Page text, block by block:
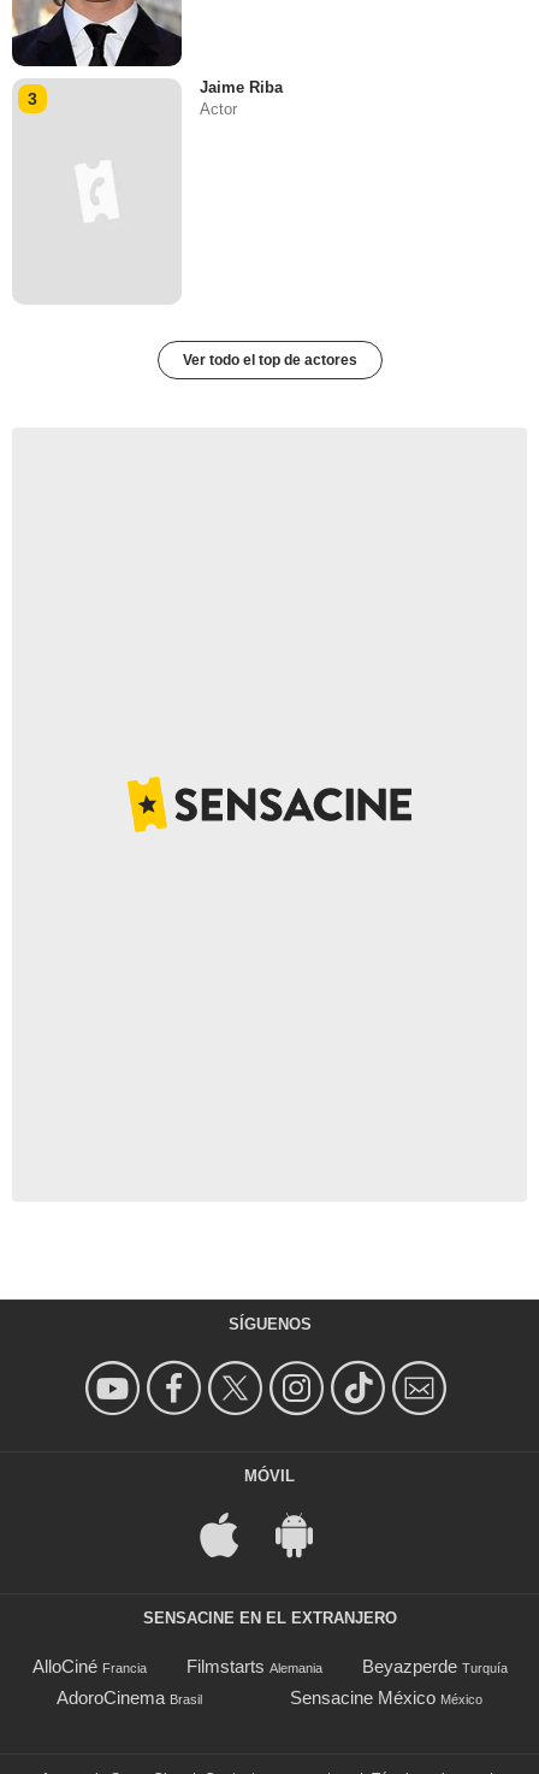
3
Jaime Riba
Actor
Ver todo el top de actores
SÍGUENOS
MÓVIL
SENSACINE EN EL EXTRANJERO
AlloCiné Francia Filmstarts Alemania Beyazperde Turquía
AdoroCinema Brasil Sensacine México México